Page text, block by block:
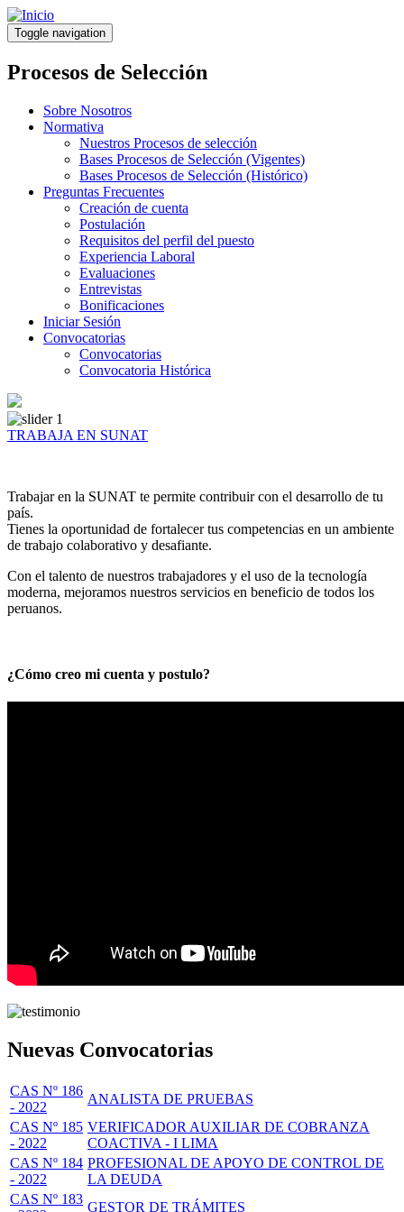
Pasar
al
contenido
principal
Toggle navigation
Procesos de Selección
Sobre Nosotros
Normativa
Nuestros Procesos de selección
Bases Procesos de Selección (Vigentes)
Bases Procesos de Selección (Histórico)
Preguntas Frecuentes
Creación de cuenta
Postulación
Requisitos del perfil del puesto
Experiencia Laboral
Evaluaciones
Entrevistas
Bonificaciones
Iniciar Sesión
Convocatorias
Convocatorias
Convocatoria Histórica
TRABAJA EN SUNAT
Trabajar en la SUNAT te permite contribuir con el desarrollo de tu
país.
Tienes la oportunidad de fortalecer tus competencias en un ambiente
de trabajo colaborativo y desafiante.
Con el talento de nuestros trabajadores y el uso de la tecnología
moderna, mejoramos nuestros servicios en beneficio de todos los
peruanos.
¿Cómo creo mi cuenta y postulo?
Nuevas Convocatorias
CAS Nº 186
- 2022
ANALISTA DE PRUEBAS
CAS Nº 185
- 2022
VERIFICADOR AUXILIAR DE COBRANZA
COACTIVA - I LIMA
CAS Nº 184
- 2022
PROFESIONAL DE APOYO DE CONTROL DE
LA DEUDA
CAS Nº 183
GESTOR DE TRÁMITES